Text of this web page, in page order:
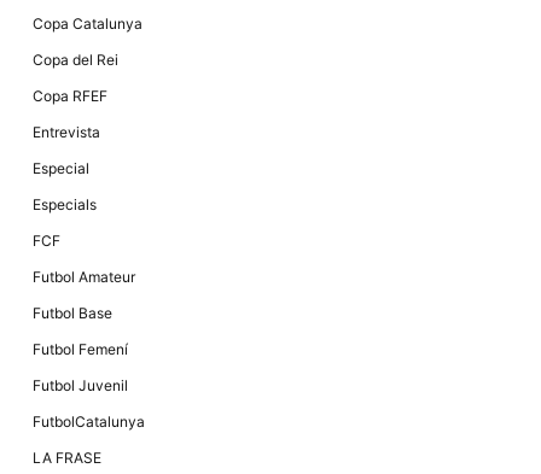
Copa Catalunya
Copa del Rei
Copa RFEF
Entrevista
Especial
Especials
FCF
Futbol Amateur
Futbol Base
Futbol Femení
Futbol Juvenil
FutbolCatalunya
LA FRASE